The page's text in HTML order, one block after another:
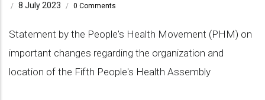
/ 8 July 2023 / 0 Comments
Statement by the People's Health Movement (PHM) on
important changes regarding the organization and
location of the Fifth People's Health Assembly